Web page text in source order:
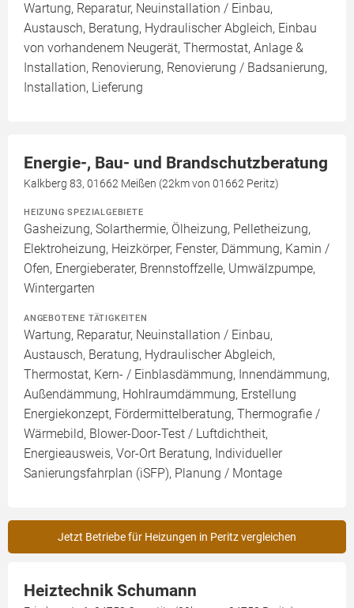
Wartung, Reparatur, Neuinstallation / Einbau,
Austausch, Beratung, Hydraulischer Abgleich, Einbau
von vorhandenem Neugerät, Thermostat, Anlage &
Installation, Renovierung, Renovierung / Badsanierung,
Installation, Lieferung
Energie-, Bau- und Brandschutzberatung
Kalkberg 83, 01662 Meißen (22km von 01662 Peritz)
HEIZUNG SPEZIALGEBIETE
Gasheizung, Solarthermie, Ölheizung, Pelletheizung,
Elektroheizung, Heizkörper, Fenster, Dämmung, Kamin /
Ofen, Energieberater, Brennstoffzelle, Umwälzpumpe,
Wintergarten
ANGEBOTENE TÄTIGKEITEN
Wartung, Reparatur, Neuinstallation / Einbau,
Austausch, Beratung, Hydraulischer Abgleich,
Thermostat, Kern- / Einblasdämmung, Innendämmung,
Außendämmung, Hohlraumdämmung, Erstellung
Energiekonzept, Fördermittelberatung, Thermografie /
Wärmebild, Blower-Door-Test / Luftdichtheit,
Energieausweis, Vor-Ort Beratung, Individueller
Sanierungsfahrplan (iSFP), Planung / Montage
Jetzt Betriebe für Heizungen in Peritz vergleichen
Heiztechnik Schumann